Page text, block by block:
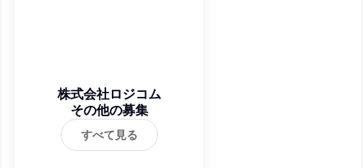
株式会社ロジコム
その他の募集
すべて見る